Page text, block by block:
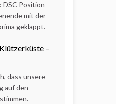
DSC Position
mit der
geklappt.
–
dass unsere
auf den